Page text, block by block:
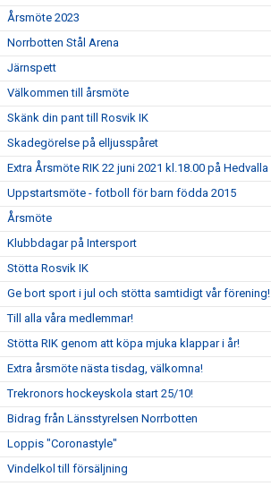
Årsmöte 2023
Norrbotten Stål Arena
Järnspett
Välkommen till årsmöte
Skänk din pant till Rosvik IK
Skadegörelse på elljusspåret
Extra Årsmöte RIK 22 juni 2021 kl.18.00 på Hedvalla
Uppstartsmöte - fotboll för barn födda 2015
Årsmöte
Klubbdagar på Intersport
Stötta Rosvik IK
Ge bort sport i jul och stötta samtidigt vår förening!
Till alla våra medlemmar!
Stötta RIK genom att köpa mjuka klappar i år!
Extra årsmöte nästa tisdag, välkomna!
Trekronors hockeyskola start 25/10!
Bidrag från Länsstyrelsen Norrbotten
Loppis "Coronastyle"
Vindelkol till försäljning